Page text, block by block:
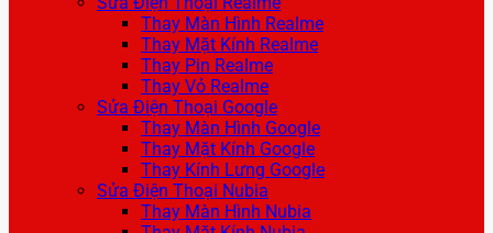
Thay Màn Hình Realme
Thay Mặt Kính Realme
Thay Pin Realme
Thay Vỏ Realme
Sửa Điện Thoại Google
Thay Màn Hình Google
Thay Mặt Kính Google
Thay Kính Lưng Google
Sửa Điện Thoại Nubia
Thay Màn Hình Nubia